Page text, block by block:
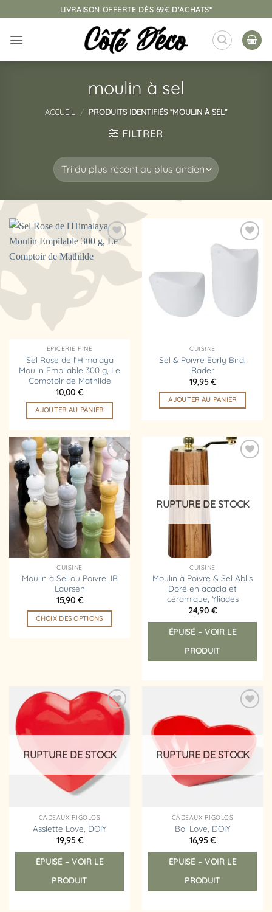
au
contenu
LIVRAISON OFFERTE DÈS 69€ D'ACHATS*
moulin à sel
ACCUEIL / PRODUITS IDENTIFIÉS “MOULIN À SEL”
FILTRER
Ajouter
d’envies
EPICERIE FINE
Sel Rose de l’Himalaya
Moulin Empilable 300 g, Le
Comptoir de Mathilde
10,00 €
AJOUTER AU PANIER
Ajouter
CUISINE
Sel & Poivre Early Bird,
Räder
19,95€
AJOUTER AU PANIER
Ajouter
à la
liste
d’envies
CUISINE
Moulin à Sel ou Poivre, IB
Laursen
15,90 €
CHOIX DES OPTIONS
Les
options
peuvent
être
sur
la
page
du
RUPTURE DE STOCK
CUISINE
Moulin à Poivre & Sel Ablis
Doré en acacia et
céramique, Yliades
24,90 €
ÉPUISÉ – VOIR LE
PRODUIT
Ajouter
liste
d’envies
RUPTURE DE STOCK
CADEAUX RIGOLOS
Assiette Love, DOIY
19,95€
ÉPUISÉ – VOIR LE
PRODUIT
à la
liste
RUPTURE DE STOCK
CADEAUX RIGOLOS
Bol Love, DOIY
16,95€
ÉPUISÉ – VOIR LE
PRODUIT